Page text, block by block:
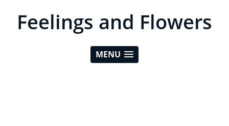
Feelings and Flowers
MENU